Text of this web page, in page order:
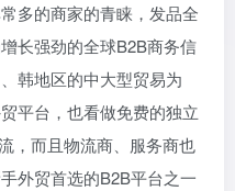
多的商家的青睐，发品全
长强劲的全球B2B商务信
韩地区的中大型贸易为
平台，也看做免费的独立
，而且物流商、服务商也
外贸首选的B2B平台之一